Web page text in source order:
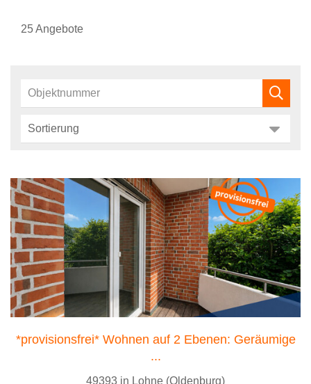
25 Angebote
*provisionsfrei* Wohnen auf 2 Ebenen: Geräumige
...
49393 in Lohne (Oldenburg)